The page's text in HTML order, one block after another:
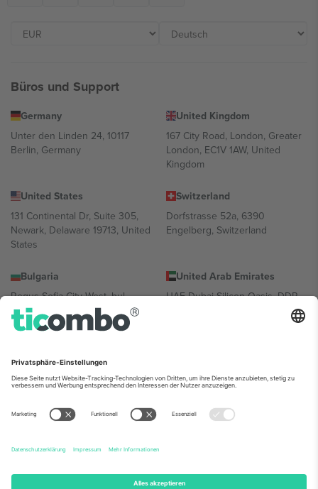
Büros und Support
Germany
Unter den Linden 24, 10117
Berlin, Germany
United Kingdom
167 City Road, London, Greater
London, EC1V 1AW, United
Kingdom
United States
131 Continental Dr, Suite 305,
Newark, Delaware 19713, United
States
Switzerland
Dorfstrasse 52a, 6390
Engelberg, Switzerland
Bulgaria
Regus Sofia City West, bul
Totleben 53-55, 1606 Sofia,
Bulgaria
United Arab Emirates
UAE Dubai Silicon Oasis, DDP
Building A1, Office 302, Dubai,
Mexico
Av Chapultepec 360, Roma
Norte, Cuauhtémoc, 06700
Ciudad de México, CDMX,
Mexico
Die juristische Person des Plattformanbieters kann je nach
Informationen finden Sie auf der jeweiligen Veranstaltungsseite, im